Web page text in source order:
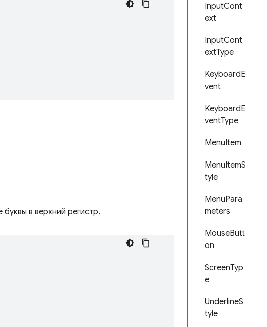
InputCont
ext
InputCont
extType
KeyboardE
vent
KeyboardE
ventType
MenuItem
MenuItemS
tyle
MenuPara
meters
MouseButt
on
ScreenTyp
e
UnderlineS
tyle
в верхний регистр.